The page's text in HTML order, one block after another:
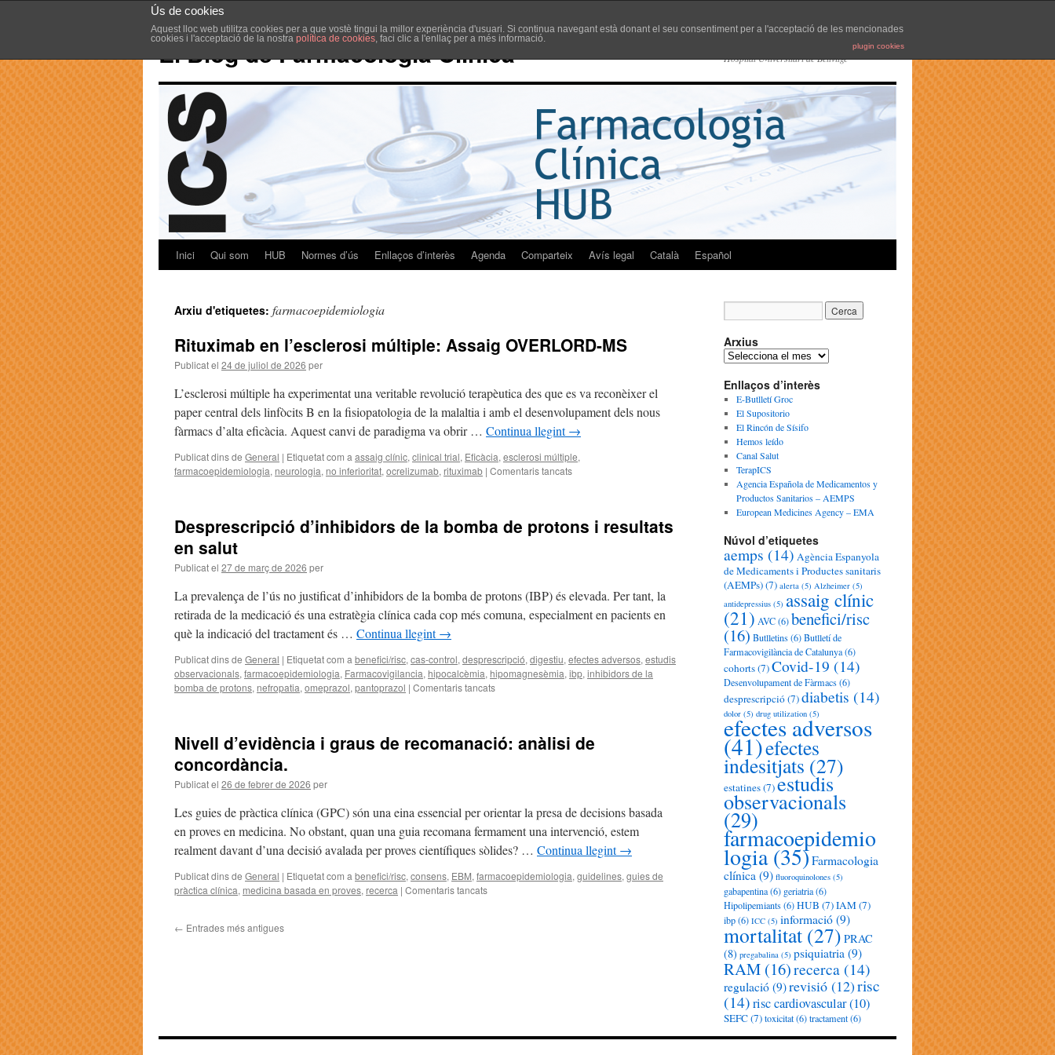
Ús de cookies
Aquest lloc web utilitza cookies per a que vostè tingui la millor experiència d'usuari. Si continua navegant està donant el seu consentiment per a l'acceptació de les mencionades
cookies i l'acceptació de la nostra política de cookies, faci clic a l'enllaç per a més informació.
plugin cookies
El Blog de Farmacologia Clínica Hospital Universitari de Bellvitge
Inici Qui som HUB Normes d’ús Enllaços d’interès Agenda Comparteix Avís legal Català Español
Arxiu d'etiquetes: farmacoepidemiologia
Rituximab en l’esclerosi múltiple: Assaig OVERLORD-MS
Publicat el 24 de juliol de 2026 per
L’esclerosi múltiple ha experimentat una veritable revolució terapèutica des que es va reconèixer el
paper central dels linfòcits B en la fisiopatologia de la malaltia i amb el desenvolupament dels nous
fàrmacs d’alta eficàcia. Aquest canvi de paradigma va obrir … Continua llegint→
Publicat dins de General | Etiquetat com a assaig clínic, clinical trial, Eficàcia, esclerosi múltiple,
farmacoepidemiologia, neurologia, no inferioritat, ocrelizumab, rituximab | Comentaris tancats
Desprescripció d’inhibidors de la bomba de protons i resultats
en salut
Publicat el 27 de març de 2026 per
La prevalença de l’ús no justificat d’inhibidors de la bomba de protons (IBP) és elevada. Per tant, la
retirada de la medicació és una estratègia clínica cada cop més comuna, especialment en pacients en
què la indicació del tractament és … Continua llegint→
Publicat dins de General | Etiquetat com a benefici/risc, cas-control, desprescripció, digestiu, efectes adversos, estudis
observacionals, farmacoepidemiologia, Farmacovigilancia, hipocalcèmia, hipomagnesèmia, ibp, inhibidors de la
bomba de protons, nefropatia, omeprazol, pantoprazol | Comentaris tancats
Nivell d’evidència i graus de recomanació: anàlisi de
concordància.
Publicat el 26 de febrer de 2026 per
Les guies de pràctica clínica (GPC) són una eina essencial per orientar la presa de decisions basada
en proves en medicina. No obstant, quan una guia recomana fermament una intervenció, estem
realment davant d’una decisió avalada per proves científiques sòlides? … Continua llegint→
Publicat dins de General | Etiquetat com a benefici/risc, consens, EBM, farmacoepidemiologia, guidelines, guies de
pràctica clínica, medicina basada en proves, recerca | Comentaris tancats
← Entrades més antigues
Arxius
Enllaços d’interès
E-Butlletí Groc
El Supositorio
El Rincón de Sísifo
Hemos leído
Canal Salut
TerapICS
Agencia Española de Medicamentos y
Productos Sanitarios – AEMPS
European Medicines Agency – EMA
Núvol d’etiquetes
aemps (14) Agència Espanyola
de Medicaments i Productes sanitaris
(AEMPs)(7) alerta (5) Alzheimer (5)
antidepressius (5) assaig clínic
(21) AVC(6)benefici/risc
(16)Butlletins(6)Butlletí de
Farmacovigilància de Catalunya(6)
cohorts(7)Covid-19 (14)
Desenvolupament de Fàrmacs(6)
desprescripció(7)diabetis (14)
dolor (5) drug utilization (5)
efectes adversos
(41)efectes
indesitjats (27)
estatines(7)estudis
observacionals
(29)
farmacoepidemio
logia(35)Farmacologia
clínica (9) fluoroquinolones (5)
gabapentina(6) geriatria(6)
Hipolipemiants(6)HUB (7)IAM(7)
ibp(6) ICC (5) informació (9)
mortalitat (27) PRAC
(8) pregabalina (5) psiquiatria (9)
RAM (16)recerca (14)
regulació (9)revisió (12)risc
(14)risc cardiovascular(10)
SEFC(7)toxicitat(6)tractament(6)